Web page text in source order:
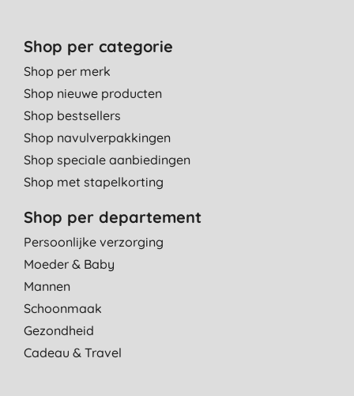
Shop per categorie
Shop per merk
Shop nieuwe producten
Shop bestsellers
Shop navulverpakkingen
Shop speciale aanbiedingen
Shop met stapelkorting
Shop per departement
Persoonlijke verzorging
Moeder & Baby
Mannen
Schoonmaak
Gezondheid
Cadeau & Travel